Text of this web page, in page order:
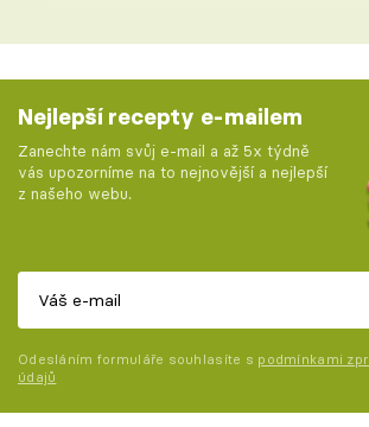
Nejlepší recepty e-mailem
Zanechte nám svůj e-mail a až 5x týdně
vás upozorníme na to nejnovější a nejlepší
z našeho webu.
Odesláním formuláře souhlasíte s podmínkami
údajů